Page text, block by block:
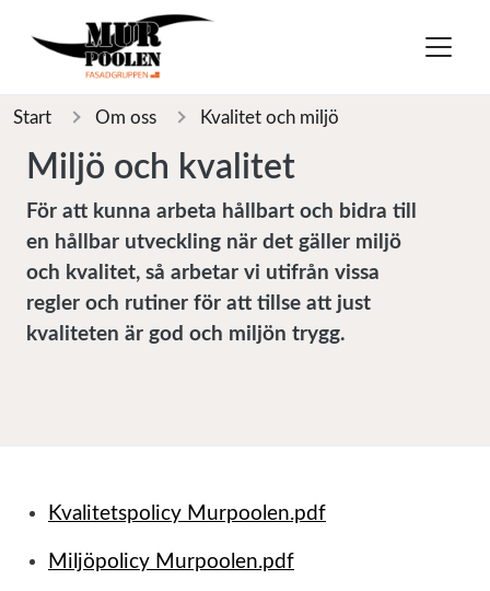
Start Om oss Kvalitet och miljö
Miljö och kvalitet
För att kunna arbeta hållbart och bidra till
en hållbar utveckling när det gäller miljö
och kvalitet, så arbetar vi utifrån vissa
regler och rutiner för att tillse att just
kvaliteten är god och miljön trygg.
Kvalitetspolicy Murpoolen.pdf
Miljöpolicy Murpoolen.pdf